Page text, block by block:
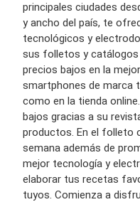
principales ciudades
y ancho del país, te
tecnológicos y
sus folletos y catálogos
precios bajos en la
smartphones de marca
como en la tienda
bajos gracias a su
productos. En el folleto
semana además de
mejor tecnología y
elaborar tus recetas
tuyos. Comienza a